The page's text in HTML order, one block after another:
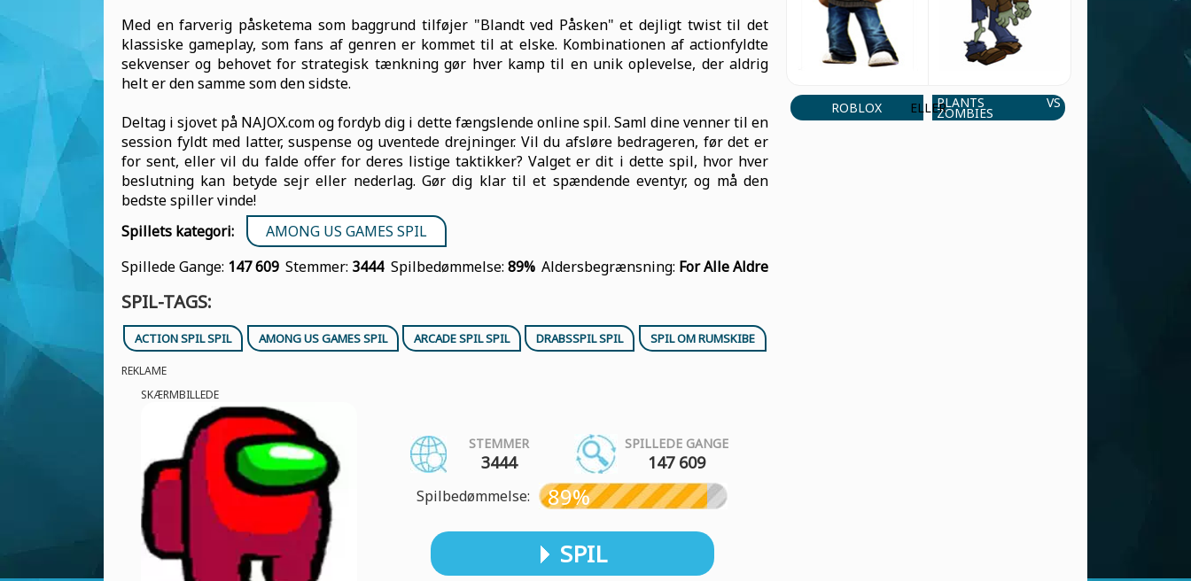
Med en farverig påsketema som baggrund tilføjer "Blandt ved Påsken" et dejligt twist til det
klassiske gameplay, som fans af genren er kommet til at elske. Kombinationen af actionfyldte
sekvenser og behovet for strategisk tænkning gør hver kamp til en unik oplevelse, der aldrig
helt er den samme som den sidste.
Deltag i sjovet på NAJOX.com og fordyb dig i dette fængslende online spil. Saml dine venner til en
session fyldt med latter, suspense og uventede drejninger. Vil du afsløre bedrageren, før det er
for sent, eller vil du falde offer for deres listige taktikker? Valget er dit i dette spil, hvor hver
beslutning kan betyde sejr eller nederlag. Gør dig klar til et spændende eventyr, og må den
bedste spiller vinde!
Spillets kategori:
AMONG US GAMES SPIL
Spillede Gange: 147 609 Stemmer: 3444 Spilbedømmelse: 89% Aldersbegrænsning: For Alle Aldre
SPIL-TAGS:
ACTION SPIL SPIL AMONG US GAMES SPIL ARCADE SPIL SPIL DRABSSPIL SPIL SPIL OM RUMSKIBE
REKLAME
SKÆRMBILLEDE
STEMMER
3444
SPILLEDE GANGE
147 609
Spilbedømmelse: 89%
SPIL
ROBLOX ELLERPLANTS VS
ZOMBIES